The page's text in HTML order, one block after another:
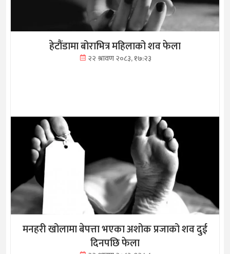
हेटौंडामा बोराभित्र महिलाको शव फेला
२२ श्रावण २०८३, १७:२३
मनहरी खोलामा बेपत्ता भएका अशोक प्रजाको शव दुई
दिनपछि फेला